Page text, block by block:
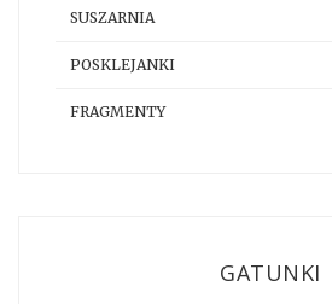
SUSZARNIA
POSKLEJANKI
FRAGMENTY
GATUNKI